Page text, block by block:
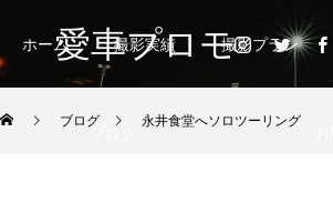
愛車プロモ
ホーム 撮影実績 撮影プラン
ブログ
ブログ 永井食堂へソロツーリング